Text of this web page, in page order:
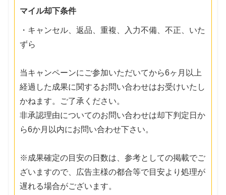
マイル却下条件
・キャンセル、返品、重複、入力不備、不正、いた
ずら
当キャンペーンにご参加いただいてから6ヶ月以上
経過した成果に関するお問い合わせはお受けいたし
かねます。ご了承ください。
非承認理由についてのお問い合わせは却下判定日か
ら6か月以内にお問い合わせ下さい。
※成果確定の目安の日数は、参考としての掲載でご
ざいますので、広告主様の都合等で目安より処理が
遅れる場合がございます。